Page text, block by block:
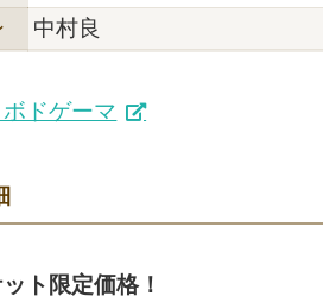
中村良
ドゲーマ
ト限定価格！